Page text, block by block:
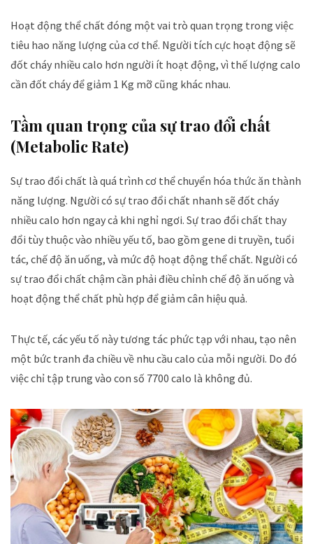
Hoạt động thể chất đóng một vai trò quan trọng trong việc
tiêu hao năng lượng của cơ thể. Người tích cực hoạt động sẽ
đốt cháy nhiều calo hơn người ít hoạt động, vì thế lượng calo
cần đốt cháy để giảm 1 Kg mỡ cũng khác nhau.
Tầm quan trọng của sự trao đổi chất
(Metabolic Rate)
Sự trao đổi chất là quá trình cơ thể chuyển hóa thức ăn thành
năng lượng. Người có sự trao đổi chất nhanh sẽ đốt cháy
nhiều calo hơn ngay cả khi nghỉ ngơi. Sự trao đổi chất thay
đổi tùy thuộc vào nhiều yếu tố, bao gồm gene di truyền, tuổi
tác, chế độ ăn uống, và mức độ hoạt động thể chất. Người có
sự trao đổi chất chậm cần phải điều chỉnh chế độ ăn uống và
hoạt động thể chất phù hợp để giảm cân hiệu quả.
Thực tế, các yếu tố này tương tác phức tạp với nhau, tạo nên
một bức tranh đa chiều về nhu cầu calo của mỗi người. Do đó
việc chỉ tập trung vào con số 7700 calo là không đủ.